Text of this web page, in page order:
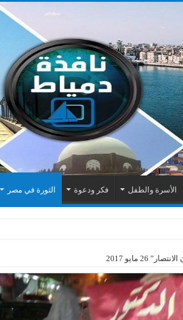
الأسرة والطفل فكر ودعوة الثورة في مصر
مايو 2017